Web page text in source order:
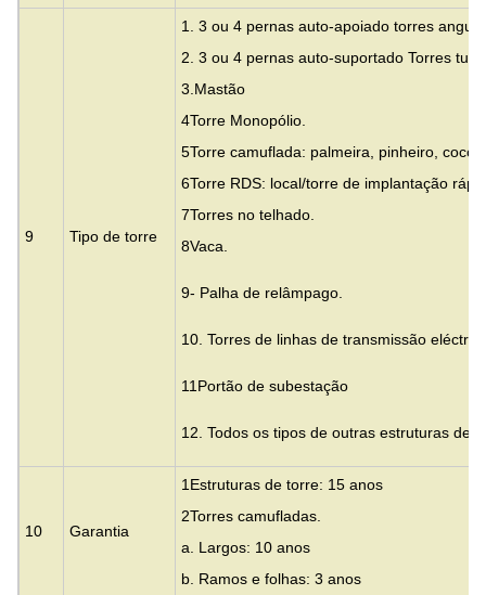
9 Tipo de torre
1. 3 ou 4 pernas auto-apoiado torres
2. 3 ou 4 pernas auto-suportado Torres
3. Mastão
4Torre Monopólio.
5Torre camuflada: palmeira, pinheiro, coco
6Torre RDS: local/torre de implantação
7Torres no telhado.
8Vaca.
9- Palha de relâmpago.
10. Torres de linhas de transmissão
11Portão de subestação
12. Todos os tipos de outras estruturas de
10 Garantia
1Estruturas de torre: 15 anos
2Torres camufladas.
a. Largos: 10 anos
b. Ramos e folhas: 3 anos